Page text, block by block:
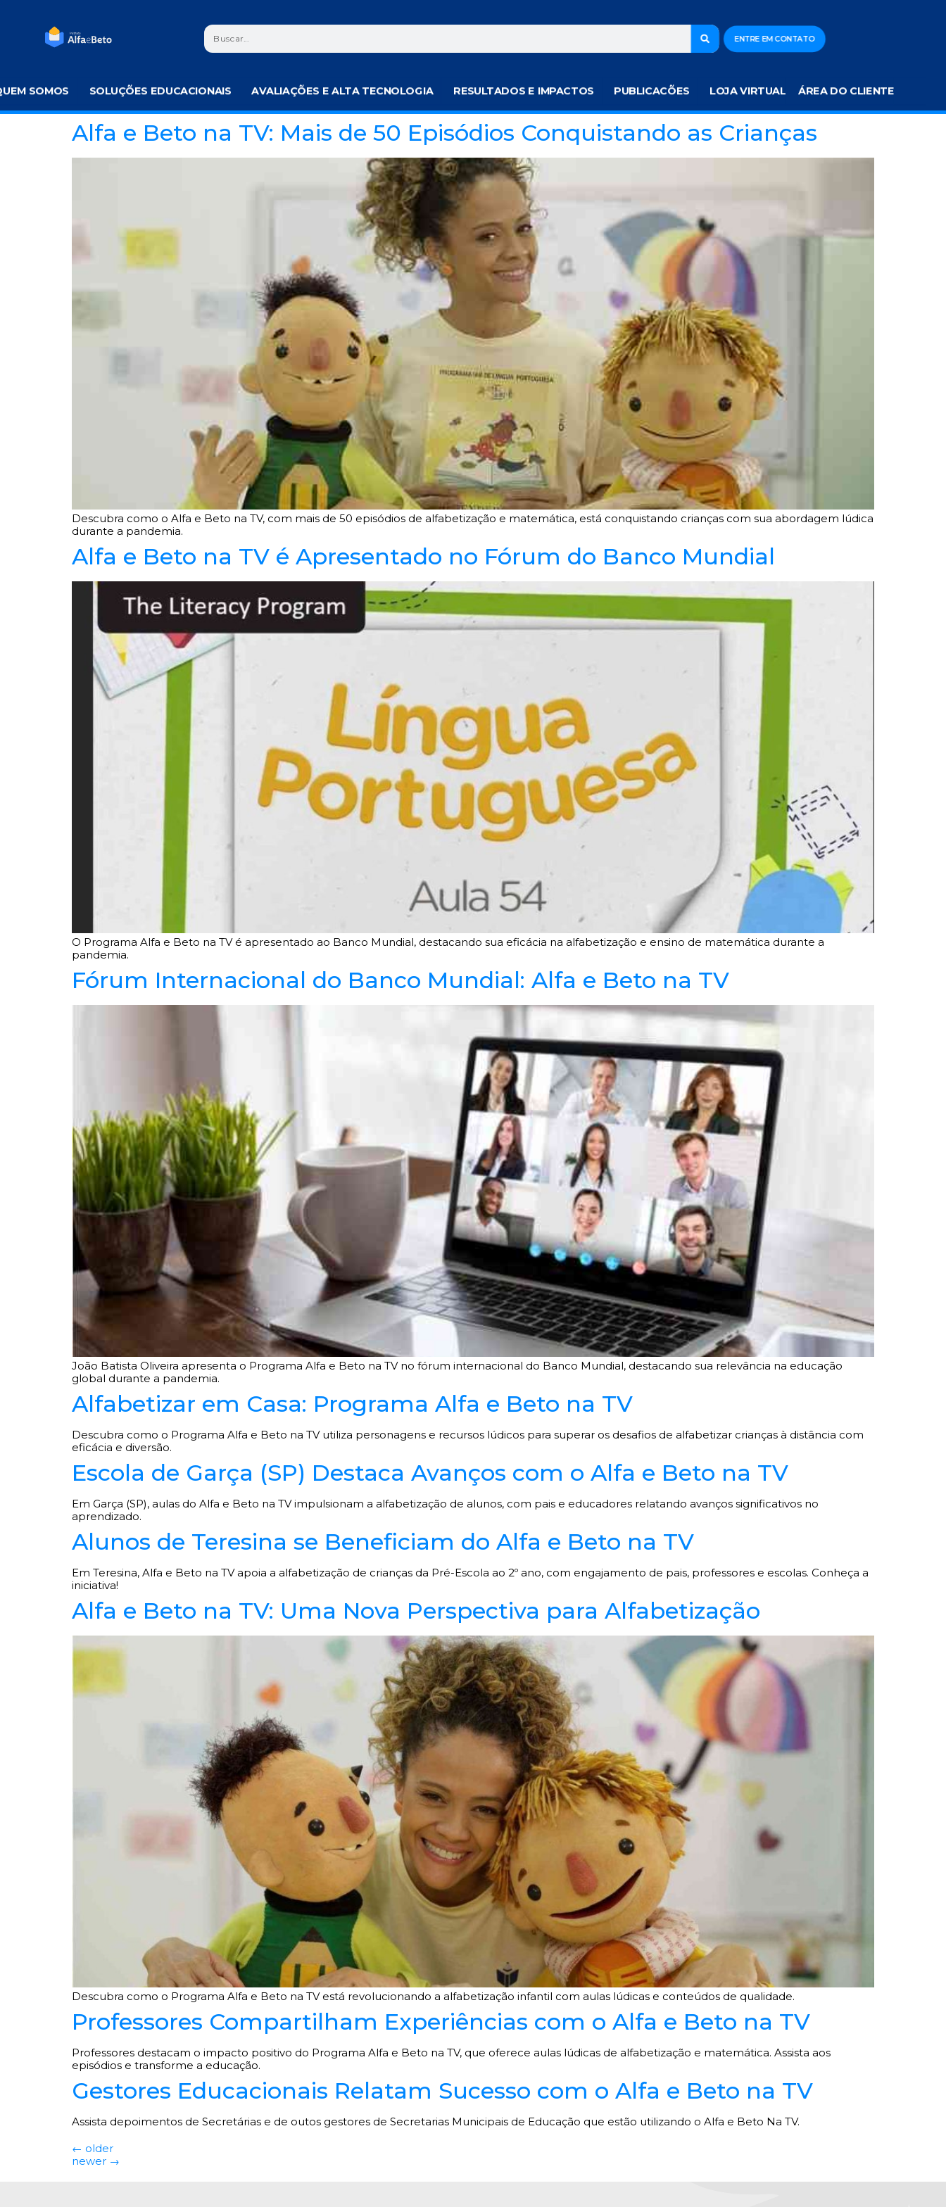
ENTRE EM CONTATO
SOMOS SOLUÇÕES EDUCACIONAIS AVALIAÇÕES E ALTA TECNOLOGIA RESULTADOS E IMPACTOS PUBLICACÕES LOJA VIRTUAL ÁREA DO CLIENTE
Alfa e Beto na TV: Mais de 50 Episódios Conquistando as Crianças
Descubra como o Alfa e Beto na TV, com mais de 50 episódios de alfabetização e matemática, está conquistando crianças com sua abordagem lúdica
durante a pandemia.
Alfa e Beto na TV é Apresentado no Fórum do Banco Mundial
O Programa Alfa e Beto na TV é apresentado ao Banco Mundial, destacando sua eficácia na alfabetização e ensino de matemática durante a
pandemia.
Fórum Internacional do Banco Mundial: Alfa e Beto na TV
João Batista Oliveira apresenta o Programa Alfa e Beto na TV no fórum internacional do Banco Mundial, destacando sua relevância na educação
global durante a pandemia.
Alfabetizar em Casa: Programa Alfa e Beto na TV
Descubra como o Programa Alfa e Beto na TV utiliza personagens e recursos lúdicos para superar os desafios de alfabetizar crianças à distância com
eficácia e diversão.
Escola de Garça (SP) Destaca Avanços com o Alfa e Beto na TV
Em Garça (SP), aulas do Alfa e Beto na TV impulsionam a alfabetização de alunos, com pais e educadores relatando avanços significativos no
aprendizado.
Alunos de Teresina se Beneficiam do Alfa e Beto na TV
Em Teresina, Alfa e Beto na TV apoia a alfabetização de crianças da Pré-Escola ao 2º ano, com engajamento de pais, professores e escolas. Conheça a
iniciativa!
Alfa e Beto na TV: Uma Nova Perspectiva para Alfabetização
Descubra como o Programa Alfa e Beto na TV está revolucionando a alfabetização infantil com aulas lúdicas e conteúdos de qualidade.
Professores Compartilham Experiências com o Alfa e Beto na TV
Professores destacam o impacto positivo do Programa Alfa e Beto na TV, que oferece aulas lúdicas de alfabetização e matemática. Assista aos
episódios e transforme a educação.
Gestores Educacionais Relatam Sucesso com o Alfa e Beto na TV
Assista depoimentos de Secretárias e de outos gestores de Secretarias Municipais de Educação que estão utilizando o Alfa e Beto Na TV.
← older
newer →